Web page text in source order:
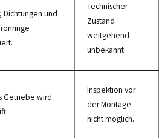
Dichtungen und
Technischer
Zustand
weitgehend
unbekannt.
Getriebe wird
Inspektion vor
der Montage
nicht möglich.